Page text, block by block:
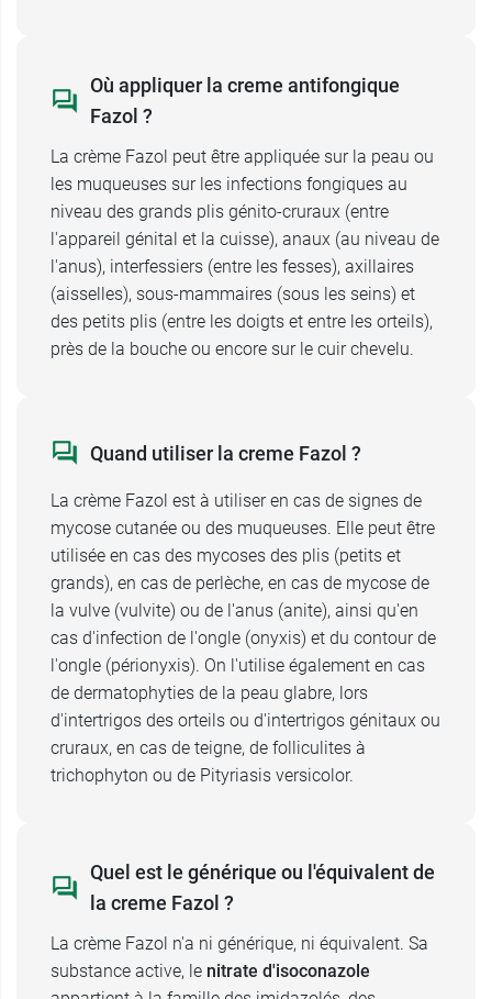
Où appliquer la creme antifongique
Fazol ?
La crème Fazol peut être appliquée sur la peau ou
les muqueuses sur les infections fongiques au
niveau des grands plis génito-cruraux (entre
l'appareil génital et la cuisse), anaux (au niveau de
l'anus), interfessiers (entre les fesses), axillaires
(aisselles), sous-mammaires (sous les seins) et
des petits plis (entre les doigts et entre les orteils),
près de la bouche ou encore sur le cuir chevelu.
Quand utiliser la creme Fazol ?
La crème Fazol est à utiliser en cas de signes de
mycose cutanée ou des muqueuses. Elle peut être
utilisée en cas des mycoses des plis (petits et
grands), en cas de perlèche, en cas de mycose de
la vulve (vulvite) ou de l'anus (anite), ainsi qu'en
cas d'infection de l'ongle (onyxis) et du contour de
l'ongle (périonyxis). On l'utilise également en cas
de dermatophyties de la peau glabre, lors
d'intertrigos des orteils ou d'intertrigos génitaux ou
cruraux, en cas de teigne, de folliculites à
trichophyton ou de Pityriasis versicolor.
Quel est le générique ou l'équivalent de
la creme Fazol ?
La crème Fazol n'a ni générique, ni équivalent. Sa
substance active, le nitrate d'isoconazole